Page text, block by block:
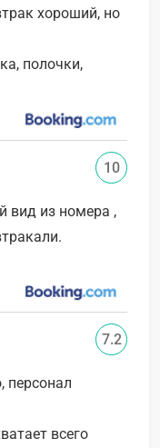
хороший, но
полочки,
вид из номера ,
10
персонал
всего
7.2